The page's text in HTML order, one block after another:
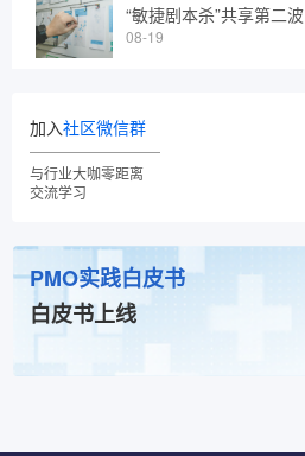
“敏捷剧本杀”共享第二波
08-19
加入社区微信群
与行业大咖零距离
交流学习
PMO实践白皮书
白皮书上线